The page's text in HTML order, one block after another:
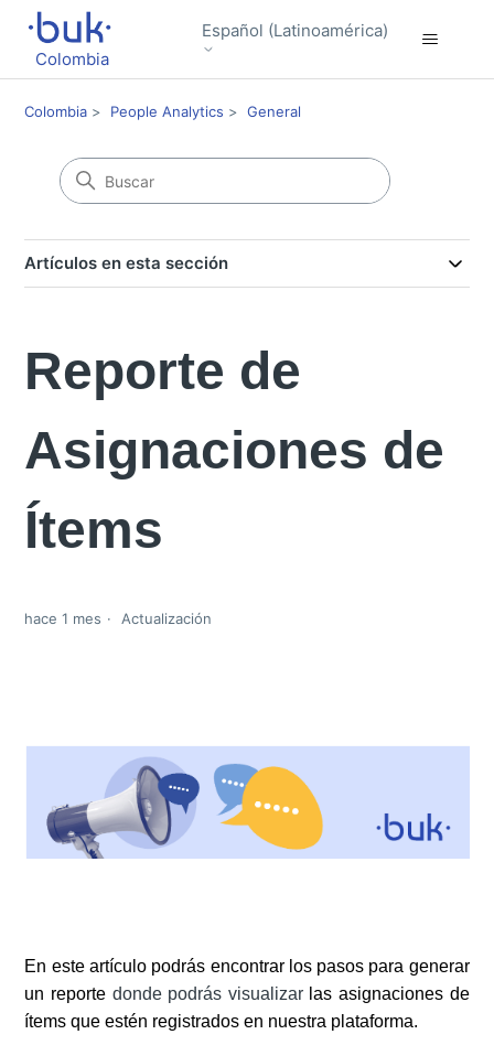
Colombia
Español (Latinoamérica)
Colombia People Analytics General
Artículos en esta sección
Reporte de
Asignaciones de
Ítems
hace 1 mes Actualización
En este artículo podrás encontrar los pasos para generar
un reporte donde podrás visualizar las asignaciones de
ítems que estén registrados en nuestra plataforma.